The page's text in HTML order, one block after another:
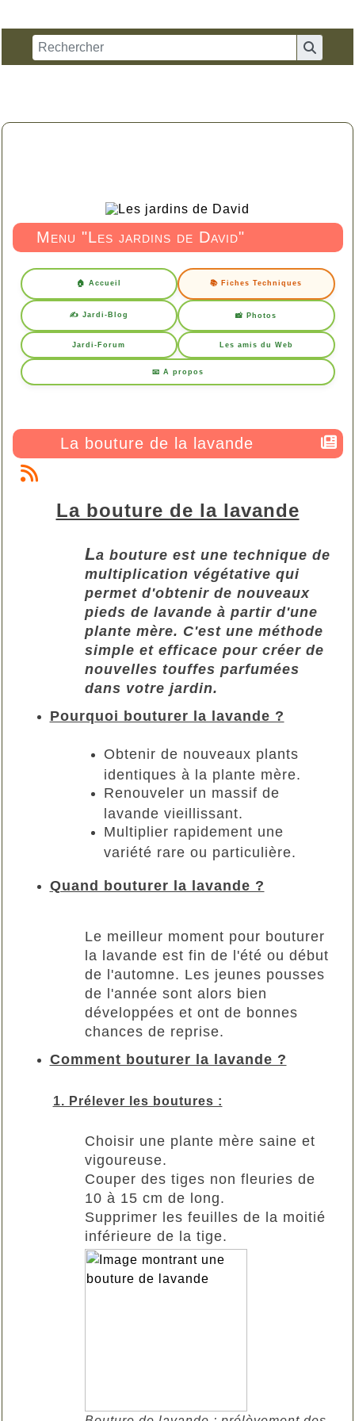
Menu "Les jardins de David"
🏠 Accueil 📚 Fiches Techniques
✍️ Jardi-Blog 📸 Photos
Jardi-Forum Les amis du Web
📧 A propos
La bouture de la lavande
La bouture de la lavande
La bouture est une technique de
multiplication végétative qui
permet d'obtenir de nouveaux
pieds de lavande à partir d'une
plante mère. C'est une méthode
simple et efficace pour créer de
nouvelles touffes parfumées
dans votre jardin.
Pourquoi bouturer la lavande ?
Obtenir de nouveaux plants
identiques à la plante mère.
Renouveler un massif de
lavande vieillissant.
Multiplier rapidement une
variété rare ou particulière.
Quand bouturer la lavande ?
Le meilleur moment pour bouturer
la lavande est fin de l'été ou début
de l'automne. Les jeunes pousses
de l'année sont alors bien
développées et ont de bonnes
chances de reprise.
Comment bouturer la lavande ?
1. Prélever les boutures :
Choisir une plante mère saine et
vigoureuse.
Couper des tiges non fleuries de
10 à 15 cm de long.
Supprimer les feuilles de la moitié
inférieure de la tige.